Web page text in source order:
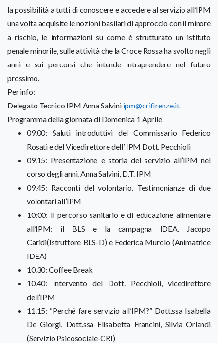
la possibilità a tutti di conoscere e accedere al servizio all’IPM
una volta acquisite le nozioni basilari di approccio con il minore
a rischio, le informazioni su come è strutturato un istituto
penale minorile, sulle attività che la Croce Rossa ha svolto negli
anni e sui percorsi che intende intraprendere nel futuro
prossimo.
Per info:
Delegato Tecnico IPM Anna Salvini ipm@crifirenze.it
Programma della giornata di Domenica 1 Aprile
09.00: Saluti introduttivi del Commissario Federico
Rosati e del Vicedirettore dell’ IPM Dott. Pecchioli
09.15: Presentazione e storia del servizio all’IPM nel
corso degli anni. Anna Salvini, D.T. IPM
09.45: Racconti del volontario. Testimonianze di due
volontari all’IPM
10:00: Il percorso sanitario e di educazione alimentare
all’IPM: il BLS e la campagna IDEA. Jacopo
Caridi(Istruttore BLS-D) e Federica Murolo (Animatrice
IDEA)
10.30: Coffee Break
10.40: Intervento del Dott. Pecchioli, vicedirettore
dell’IPM
11.15: “Perché fare servizio all’IPM?” Dott.ssa Isabella
De Giorgi, Dott.ssa Elisabetta Francini, Silvia Orlandi
(Servizio Psicosociale-CRI)